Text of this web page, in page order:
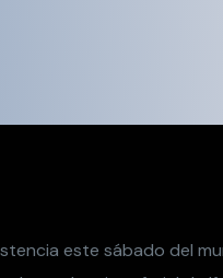
este sábado del